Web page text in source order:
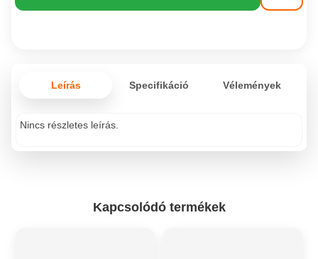
Leírás Specifikáció Vélemények
Nincs részletes leírás.
Kapcsolódó termékek